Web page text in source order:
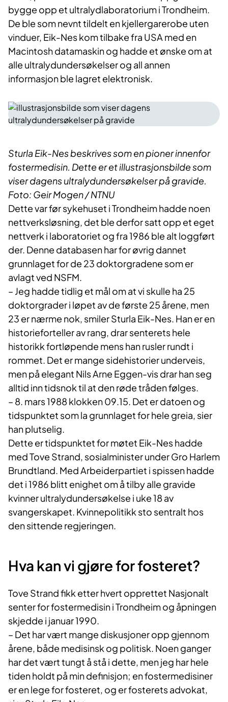
bygge opp et ultralydlaboratorium i Trondheim.
De ble som nevnt tildelt en kjellergarerobe uten
vinduer, Eik-Nes kom tilbake fra USA med en
Macintosh datamaskin og hadde et ønske om at
alle ultralydundersøkelser og all annen
informasjon ble lagret elektronisk.
Sturla Eik-Nes beskrives som en pioner innenfor
fostermedisin. Dette er et illustrasjonsbilde som
viser dagens ultralydundersøkelser på gravide.
Foto: Geir Mogen / NTNU
Dette var før sykehuset i Trondheim hadde noen
nettverksløsning, det ble derfor satt opp et eget
nettverk i laboratoriet og fra 1986 ble alt loggført
der. Denne databasen har for øvrig dannet
grunnlaget for de 23 doktorgradene som er
avlagt ved NSFM.
– Jeg hadde tidlig et mål om at vi skulle ha 25
doktorgrader i løpet av de første 25 årene, men
23 er nærme nok, smiler Sturla Eik-Nes. Han er en
historieforteller av rang, drar senterets hele
historikk fortløpende mens han rusler rundt i
rommet. Det er mange sidehistorier underveis,
men på elegant Nils Arne Eggen-vis drar han seg
alltid inn tidsnok til at den røde tråden følges.
– 8. mars 1988 klokken 09.15. Det er datoen og
tidspunktet som la grunnlaget for hele greia, sier
han plutselig.
Dette er tidspunktet for møtet Eik-Nes hadde
med Tove Strand, sosialminister under Gro Harlem
Brundtland. Med Arbeiderpartiet i spissen hadde
det i 1986 blitt enighet om å tilby alle gravide
kvinner ultralydundersøkelse i uke 18 av
svangerskapet. Kvinnepolitikk sto sentralt hos
den sittende regjeringen.
Hva kan vi gjøre for fosteret?
Tove Strand fikk etter hvert opprettet Nasjonalt
senter for fostermedisin i Trondheim og åpningen
skjedde i januar 1990.
– Det har vært mange diskusjoner opp gjennom
årene, både medisinsk og politisk. Noen ganger
har det vært tungt å stå i dette, men jeg har hele
tiden holdt på min definisjon; en fostermedisiner
er en lege for fosteret, og er fosterets advokat,